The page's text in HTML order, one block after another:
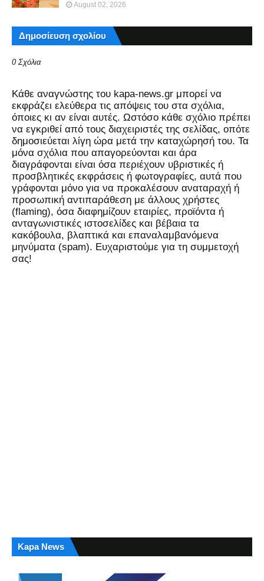
August 02, 2026
Δημοσίευση σχολίου
0 Σχόλια
Kάθε αναγνώστης του kapa-news.gr μπορεί να
εκφράζει ελεύθερα τις απόψεις του στα σχόλια,
όποιες κι αν είναι αυτές. Ωστόσο κάθε σχόλιο πρέπει
να εγκριθεί από τους διαχειριστές της σελίδας, οπότε
δημοσιεύεται λίγη ώρα μετά την καταχώρησή του. Τα
μόνα σχόλια που απαγορεύονται και άρα
διαγράφονται είναι όσα περιέχουν υβριστικές ή
προσβλητικές εκφράσεις ή φωτογραφίες, αυτά που
γράφονται μόνο για να προκαλέσουν αναταραχή ή
προσωπική αντιπαράθεση με άλλους χρήστες
(flaming), όσα διαφημίζουν εταιρίες, προϊόντα ή
ανταγωνιστικές ιστοσελίδες και βέβαια τα
κακόβουλα, βλαπτικά και επαναλαμβανόμενα
μηνύματα (spam). Ευχαριστούμε για τη συμμετοχή
σας!
Kapa News